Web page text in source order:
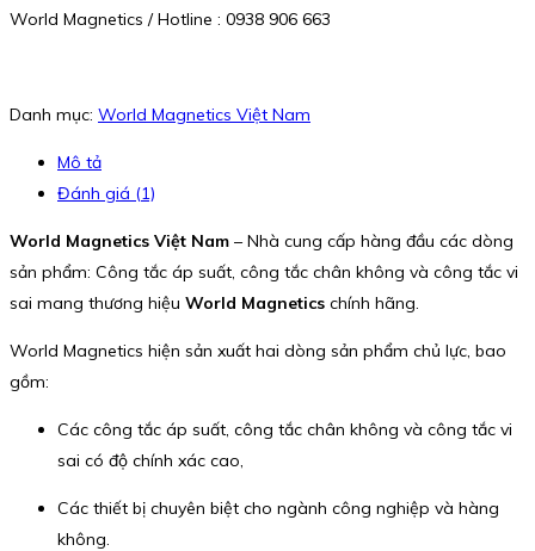
World Magnetics / Hotline : 0938 906 663
Danh mục: World Magnetics Việt Nam
Mô tả
Đánh giá (1)
World Magnetics Việt Nam – Nhà cung cấp hàng đầu các dòng
sản phẩm: Công tắc áp suất, công tắc chân không và công tắc vi
sai mang thương hiệu World Magnetics chính hãng.
World Magnetics hiện sản xuất hai dòng sản phẩm chủ lực, bao
gồm:
Các công tắc áp suất, công tắc chân không và công tắc vi
sai có độ chính xác cao,
Các thiết bị chuyên biệt cho ngành công nghiệp và hàng
không.